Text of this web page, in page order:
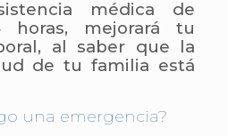
médica de
horas, mejorará tu
al saber que la
de tu familia está
una emergencia?